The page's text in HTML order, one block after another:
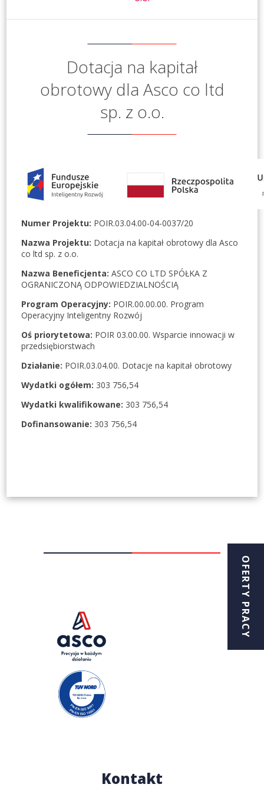
OFERTY PRACY
Dotacja na kapitał
obrotowy dla Asco co ltd
sp. z o.o.
Numer Projektu: POIR.03.04.00-04-0037/20
Nazwa Projektu: Dotacja na kapitał obrotowy dla Asco
co ltd sp. z o.o.
Nazwa Beneficjenta: ASCO CO LTD SPÓŁKA Z
OGRANICZONĄ ODPOWIEDZIALNOŚCIĄ
Program Operacyjny: POIR.00.00.00. Program
Operacyjny Inteligentny Rozwój
Oś priorytetowa: POIR 03.00.00. Wsparcie innowacji w
przedsiębiorstwach
Działanie: POIR.03.04.00. Dotacje na kapitał obrotowy
Wydatki ogółem: 303 756,54
Wydatki kwalifikowane: 303 756,54
Dofinansowanie: 303 756,54
Kontakt